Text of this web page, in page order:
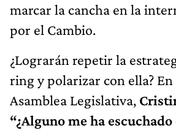
marcar la cancha en la
por el Cambio.
¿Lograrán repetir la
ring y polarizar con ella? En
Asamblea Legislativa,
“¿Alguno me ha